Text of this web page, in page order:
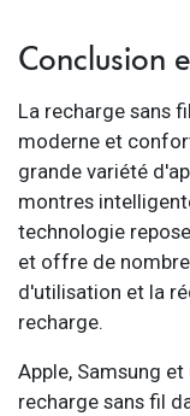
Conclusion
La recharge sans
moderne et
grande variété
montres
technologie
et offre de
d'utilisation et la
recharge.
Apple, Samsung
recharge sans fil